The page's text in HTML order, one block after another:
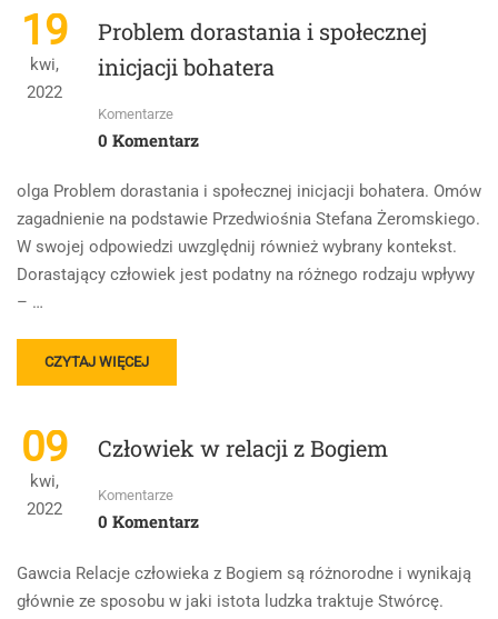
ODPOWIEDZI
UWZGLĘDNIJ
RÓWNIEŻ
WYBRANY
KONTEKST.
CZŁOWIEK
W
OBLICZU
CIERPIENIA
19
kwi,
2022
Problem dorastania i społecznej
inicjacji bohatera
Komentarze
0 Komentarz
olga Problem dorastania i społecznej inicjacji bohatera. Omów
zagadnienie na podstawie Przedwiośnia Stefana Żeromskiego.
W swojej odpowiedzi uwzględnij również wybrany kontekst.
Dorastający człowiek jest podatny na różnego rodzaju wpływy
– …
READ
MORE
PROBLEM
DORASTANIA
SPOŁECZNEJ
INICJACJI
CZYTAJ WIĘCEJ
09
kwi,
2022
Człowiek w relacji z Bogiem
Komentarze
0 Komentarz
Gawcia Relacje człowieka z Bogiem są różnorodne i wynikają
głównie ze sposobu w jaki istota ludzka traktuje Stwórcę.